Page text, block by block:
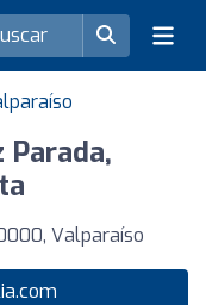
Parada,
Valparaíso